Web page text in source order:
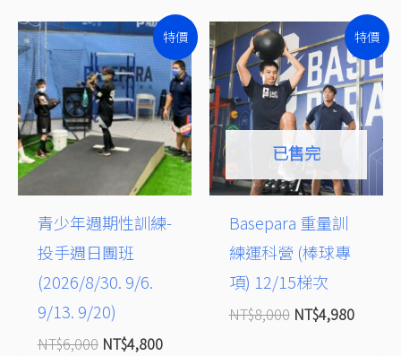
特價
青少年週期性訓練-
投手週日團班
(2026/8/30. 9/6.
9/13. 9/20)
NT$6,000
原
始
價
格：
NT$6,000。
NT$4,800
目
前
價
格：
NT$4,800。
特價
已售完
Basepara 重量訓
練運科營 (棒球專
項) 12/15梯次
NT$8,000
原
始
價
格：
NT$8,000。
NT$4,980
目
前
價
格：